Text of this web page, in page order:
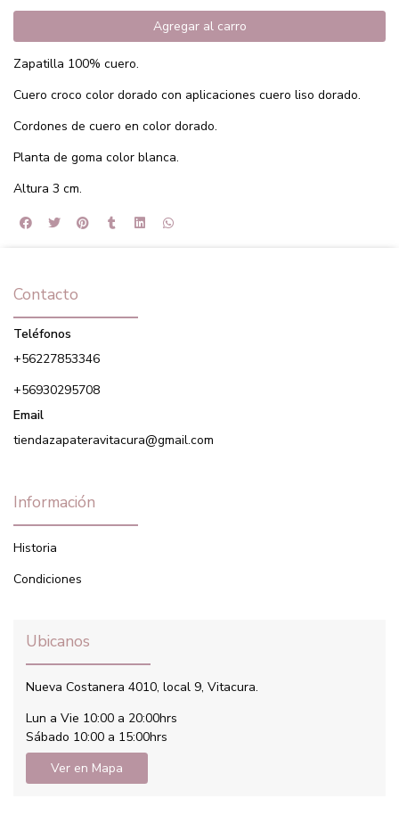
Agregar al carro
Zapatilla 100% cuero.
Cuero croco color dorado con aplicaciones cuero liso dorado.
Cordones de cuero en color dorado.
Planta de goma color blanca.
Altura 3 cm.
Contacto
Teléfonos
+56227853346
+56930295708
Email
tiendazapateravitacura@gmail.com
Información
Historia
Condiciones
Ubicanos
Nueva Costanera 4010, local 9, Vitacura.
Lun a Vie 10:00 a 20:00hrs
Sábado 10:00 a 15:00hrs
Ver en Mapa